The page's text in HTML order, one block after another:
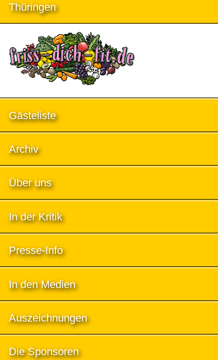
Thüringen
Gästeliste
Archiv
Über uns
In der Kritik
Presse-Info
In den Medien
Auszeichnungen
Die Sponsoren